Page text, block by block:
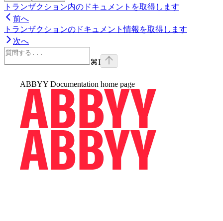
トランザクション内のドキュメントを取得します
前へ
トランザクションのドキュメント情報を取得します
次へ
⌘I
ABBYY Documentation home page